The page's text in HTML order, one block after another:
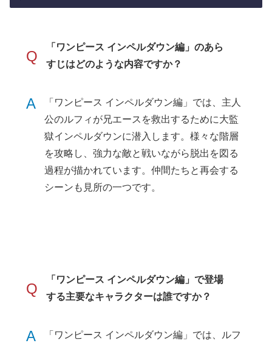
Q
「ワンピース インペルダウン編」のあら
すじはどのような内容ですか？
A
「ワンピース インペルダウン編」では、主人
公のルフィが兄エースを救出するために大監
獄インペルダウンに潜入します。様々な階層
を攻略し、強力な敵と戦いながら脱出を図る
過程が描かれています。仲間たちと再会する
シーンも見所の一つです。
Q
「ワンピース インペルダウン編」で登場
する主要なキャラクターは誰ですか？
A
「ワンピース インペルダウン編」では、ルフ